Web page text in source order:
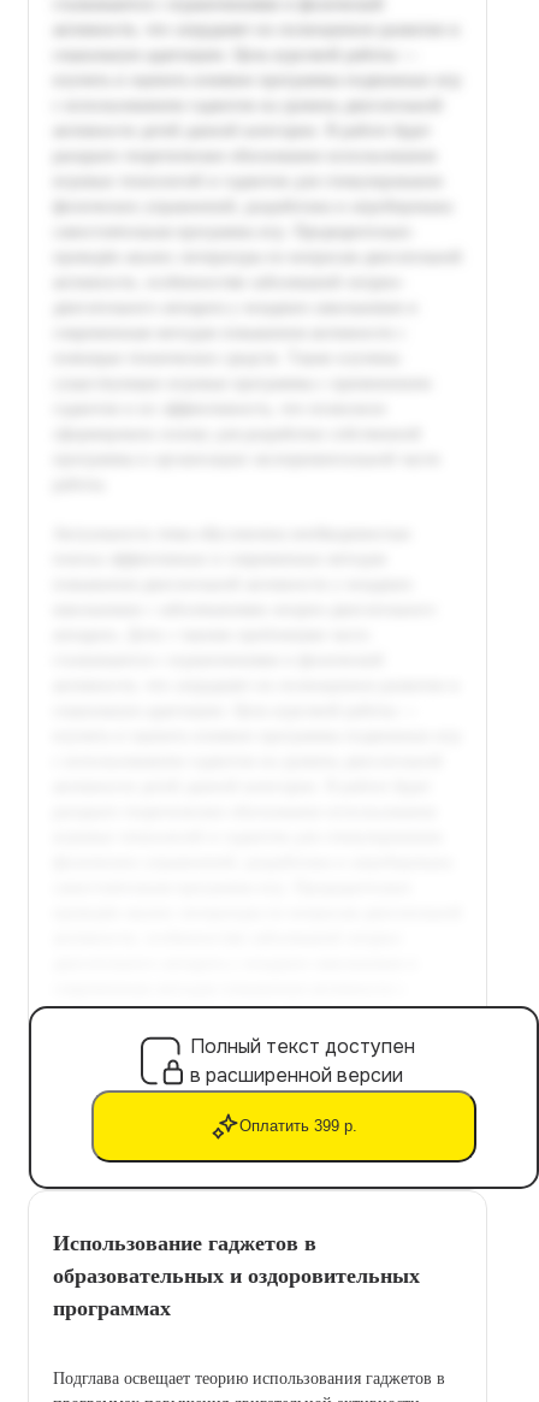
Полный текст доступен
в расширенной версии
Оплатить 399 р.
Использование гаджетов в
образовательных и оздоровительных
программах
Подглавa освещает теорию использования гаджетов в